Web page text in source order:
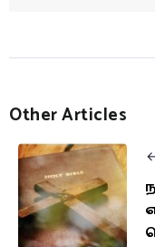
Other Articles